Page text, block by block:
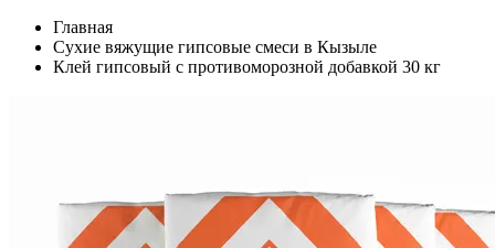
Главная
Сухие вяжущие гипсовые смеси в Кызыле
Клей гипсовый с противоморозной добавкой 30 кг